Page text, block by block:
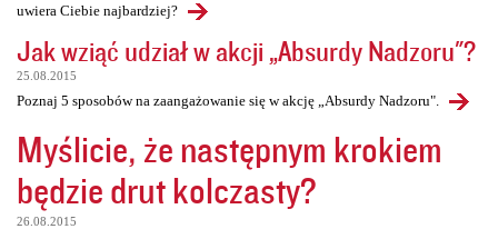
uwiera Ciebie najbardziej?
Jak wziąć udział w akcji „Absurdy Nadzoru"?
25.08.2015
Poznaj 5 sposobów na zaangażowanie się w akcję „Absurdy Nadzoru".
Myślicie, że następnym krokiem
będzie drut kolczasty?
26.08.2015